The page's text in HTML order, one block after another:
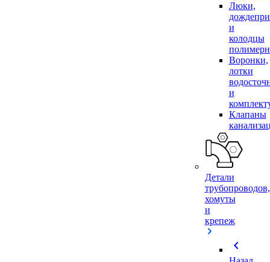
Люки,
и
колодцы
Воронки,
лотки
и
Клапаны
Детали
трубопроводов,
хомуты
и
крепеж
chevron_left